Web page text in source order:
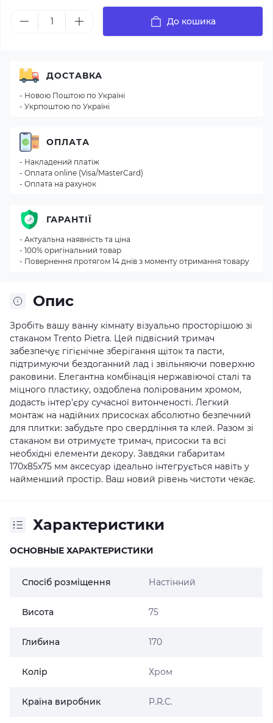
До кошика
Опис
Зробіть вашу ванну кімнату візуально просторішою зі
стаканом Trento Pietra. Цей підвісний тримач
забезпечує гігієнічне зберігання щіток та пасти,
підтримуючи бездоганний лад і звільняючи поверхню
раковини. Елегантна комбінація нержавіючої сталі та
міцного пластику, оздоблена полірованим хромом,
додасть інтер'єру сучасної витонченості. Легкий
монтаж на надійних присосках абсолютно безпечний
для плитки: забудьте про свердління та клей. Разом зі
стаканом ви отримуєте тримач, присоски та всі
необхідні елементи декору. Завдяки габаритам
170х85х75 мм аксесуар ідеально інтегрується навіть у
найменший простір. Ваш новий рівень чистоти чекає.
Характеристики
ОСНОВНЫЕ ХАРАКТЕРИСТИКИ
Спосіб розміщення Настінний
Висота 75
Глибина 170
Колір Хром
Країна виробник P.R.C.
ДОСТАВКА
- Новою Поштою по Україні
- Укрпоштою по Україні
ОПЛАТА
- Накладений платіж
- Оплата online (Visa/MasterCard)
- Оплата на рахунок
ГАРАНТІЇ
- Актуальна наявність та ціна
- 100% оригінальний товар
- Повернення протягом 14 днів з моменту отримання товару